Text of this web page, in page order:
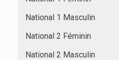
National 1 Masculin
National 2 Féminin
National 2 Masculin